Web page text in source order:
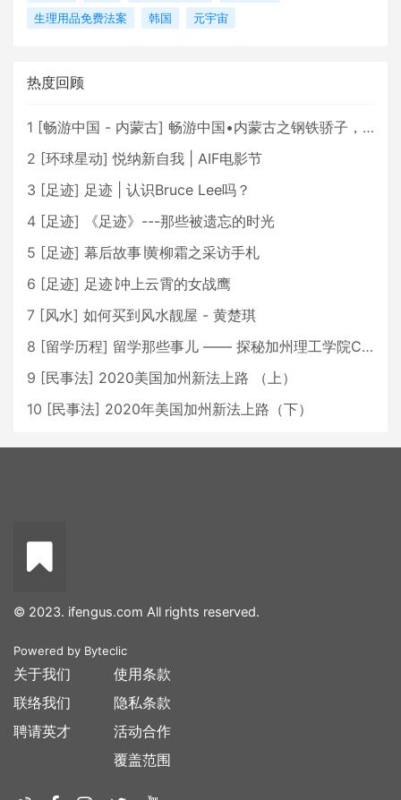
生理用品免费法案
韩国 元宇宙
热度回顾
1 [畅游中国 - 内蒙古] 畅游中国•内蒙古之钢铁骄子，魅力包头
2 [环球星动] 悦纳新自我 | AIF电影节
3 [足迹] 足迹 | 认识Bruce Lee吗？
4 [足迹]
《足迹》---那些被遗忘的时光
5 [足迹] 幕后故事∣黄柳霜之采访手札
6 [足迹] 足迹∣冲上云霄的女战鹰
7 [风水] 如何买到风水靓屋 - 黄楚琪
8 [留学历程] 留学那些事儿 —— 探秘加州理工学院Caltech博士生活 [上集]
9 [民事法] 2020美国加州新法上路 （上）
10 [民事法] 2020年美国加州新法上路（下）
© 2023. ifengus.com All rights reserved.
Powered by Byteclic
关于我们
联络我们
聘请英才
使用条款
隐私条款
活动合作
覆盖范围